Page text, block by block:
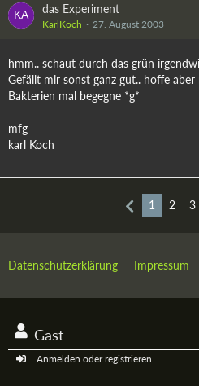
das Experiment
KarlKoch 27. August 2003
hmm.. schaut durch das grün
Gefällt mir sonst ganz gut.. hoffe aber
Bakterien mal begegne *g*
mfg
karl Koch
1 2 3
Datenschutzerklärung Impressum
Gast
Anmelden oder registrieren